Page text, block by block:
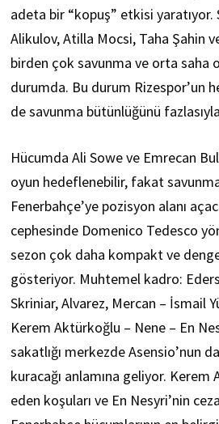
adeta bir “kopuş” etkisi yaratıyor.
Alikulov, Atilla Mocsi, Taha Şahin
birden çok savunma ve orta saha
durumda. Bu durum Rizespor’un
de savunma bütünlüğünü
Hücumda Ali Sowe ve Emrecan
oyun hedeflenebilir, fakat
Fenerbahçe’ye pozisyon alanı
cephesinde Domenico Tedesco
sezon çok daha kompakt ve
gösteriyor. Muhtemel kadro:
Skriniar, Alvarez, Mercan – İsmail
Kerem Aktürkoğlu – Nene – En
sakatlığı merkezde Asensio’nun
kuracağı anlamına geliyor.
eden koşuları ve En Nesyri’nin